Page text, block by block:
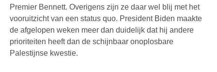
Premier Bennett. Overigens zijn ze daar wel blij met het
vooruitzicht van een status quo. President Biden maakte
de afgelopen weken meer dan duidelijk dat hij andere
prioriteiten heeft dan de schijnbaar onoplosbare
Palestijnse kwestie.